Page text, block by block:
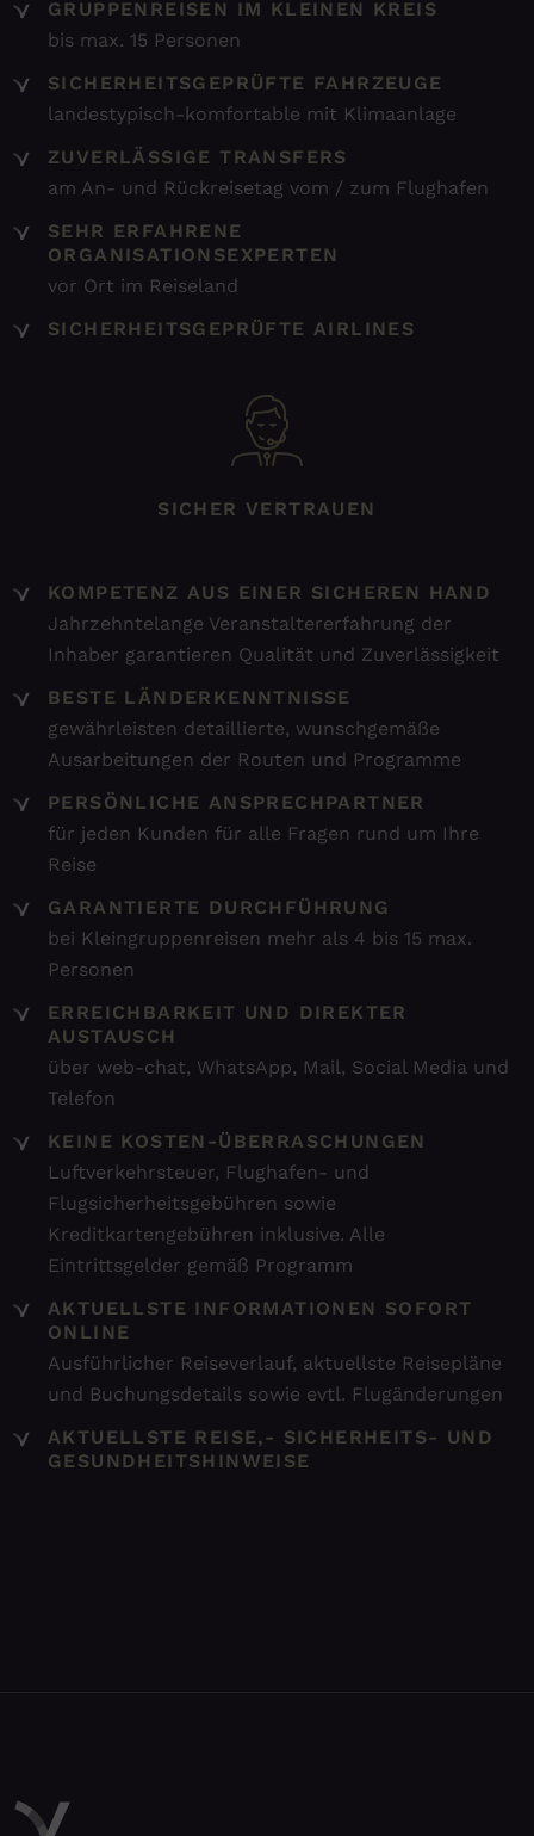
GRUPPENREISEN IM KLEINEN KREIS
bis max. 15 Personen
SICHERHEITSGEPRÜFTE FAHRZEUGE
landestypisch-komfortable mit Klimaanlage
ZUVERLÄSSIGE TRANSFERS
am An- und Rückreisetag vom / zum Flughafen
SEHR ERFAHRENE
ORGANISATIONSEXPERTEN
vor Ort im Reiseland
SICHERHEITSGEPRÜFTE AIRLINES
SICHER VERTRAUEN
KOMPETENZ AUS EINER SICHEREN HAND
Jahrzehntelange Veranstaltererfahrung der
Inhaber garantieren Qualität und Zuverlässigkeit
BESTE LÄNDERKENNTNISSE
gewährleisten detaillierte, wunschgemäße
Ausarbeitungen der Routen und Programme
PERSÖNLICHE ANSPRECHPARTNER
für jeden Kunden für alle Fragen rund um Ihre
Reise
GARANTIERTE DURCHFÜHRUNG
bei Kleingruppenreisen mehr als 4 bis 15 max.
Personen
ERREICHBARKEIT UND DIREKTER
AUSTAUSCH
über web-chat, WhatsApp, Mail, Social Media und
Telefon
KEINE KOSTEN-ÜBERRASCHUNGEN
Luftverkehrsteuer, Flughafen- und
Flugsicherheitsgebühren sowie
Kreditkartengebühren inklusive. Alle
Eintrittsgelder gemäß Programm
AKTUELLSTE INFORMATIONEN SOFORT
ONLINE
Ausführlicher Reiseverlauf, aktuellste Reisepläne
und Buchungsdetails sowie evtl. Flugänderungen
AKTUELLSTE REISE,- SICHERHEITS- UND
GESUNDHEITSHINWEISE